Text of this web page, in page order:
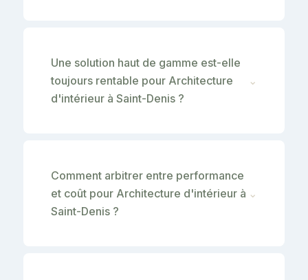
Une solution haut de gamme est-elle
toujours rentable pour Architecture
d'intérieur à Saint-Denis ?
⌄
Comment arbitrer entre performance
et coût pour Architecture d'intérieur à
Saint-Denis ?
⌄